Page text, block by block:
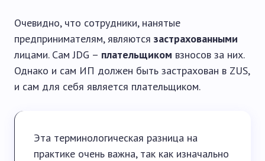
Очевидно, что сотрудники, нанятые
предпринимателям, являются застрахованными
лицами. Сам JDG – плательщиком взносов за них.
Однако и сам ИП должен быть застрахован в ZUS,
и сам для себя является плательщиком.
Эта терминологическая разница на
практике очень важна, так как изначально